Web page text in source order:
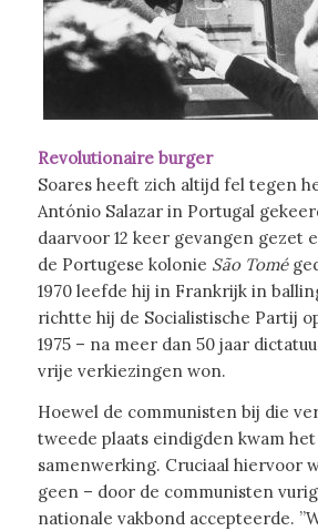
Revolutionaire burger
Soares heeft zich altijd fel tegen
António Salazar in Portugal
daarvoor 12 keer gevangen gezet
de Portugese kolonie São Tomé
1970 leefde hij in Frankrijk in
richtte hij de Socialistische Partij
1975 – na meer dan 50 jaar
vrije verkiezingen won.
Hoewel de communisten bij die
tweede plaats eindigden kwam
samenwerking. Cruciaal hiervoor
geen – door de communisten
nationale vakbond accepteerde.